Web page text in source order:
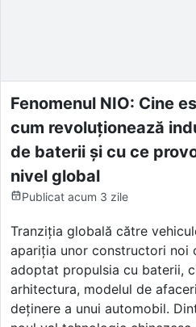
Fenomenul NIO: Cine
cum revoluționează
de baterii și cu ce
nivel global
Publicat acum 3 zile
Tranziția globală către
apariția unor constructori noi
adoptat propulsia cu baterii,
arhitectura, modelul de
deținere a unui automobil.